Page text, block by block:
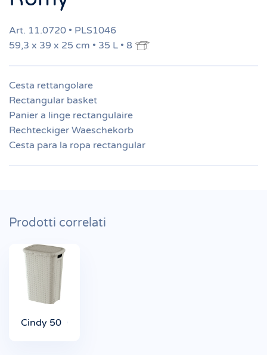
Art. 11.0720 • PLS1046
59,3 x 39 x 25 cm • 35 L • 8
Cesta rettangolare
Rectangular basket
Panier a linge rectangulaire
Rechteckiger Waeschekorb
Cesta para la ropa rectangular
Prodotti correlati
Cindy 50